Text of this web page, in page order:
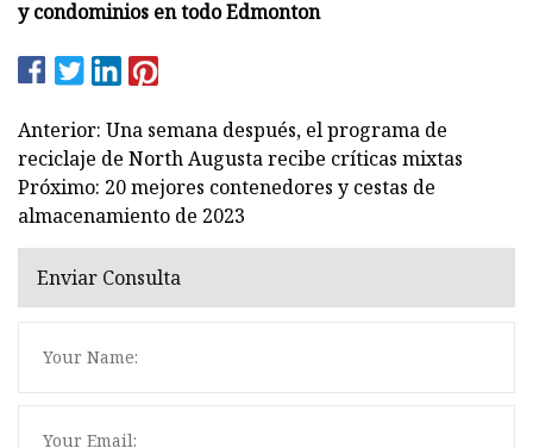
y condominios en todo Edmonton
Anterior: Una semana después, el programa de
reciclaje de North Augusta recibe críticas mixtas
Próximo: 20 mejores contenedores y cestas de
almacenamiento de 2023
Enviar Consulta